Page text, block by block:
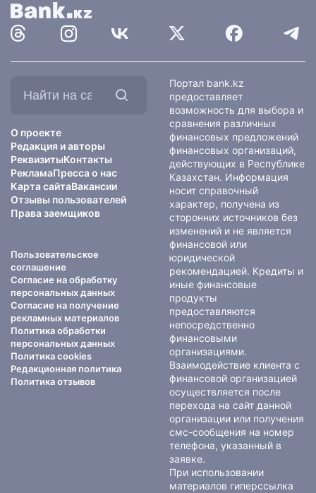
О проекте
Редакция и авторы
РеквизитыКонтакты
РекламаПресса о нас
Карта сайтаВакансии
Отзывы пользователей
Права заемщиков
Пользовательское
соглашение
Согласие на обработку
персональных данных
Согласие на получение
рекламных материалов
Политика обработки
персональных данных
Политика cookies
Редакционная политика
Политика отзывов
Портал bank.kz
предоставляет
возможность для выбора и
сравнения различных
финансовых предложений
финансовых организаций,
действующих в Республике
Казахстан. Информация
носит справочный
характер, получена из
сторонних источников без
изменений и не является
финансовой или
юридической
рекомендацией. Кредиты и
иные финансовые
продукты
предоставляются
непосредственно
финансовыми
организациями.
Взаимодействие клиента с
финансовой организацией
осуществляется после
перехода на сайт данной
организации или получения
смс-сообщения на номер
телефона, указанный в
заявке.
При использовании
материалов гиперссылка